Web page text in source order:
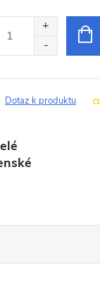
Dotaz k produktu